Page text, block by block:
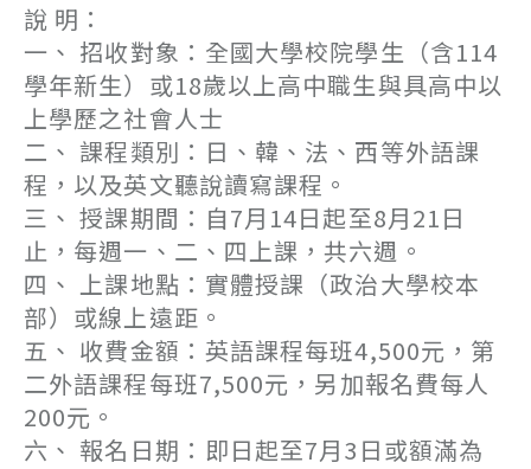
說 明：
一、 招收對象：全國大學校院學生（含114
學年新生）或18歲以上高中職生與具高中以
上學歷之社會人士
二、 課程類別：日、韓、法、西等外語課
程，以及英文聽說讀寫課程。
三、 授課期間：自7月14日起至8月21日
止，每週一、二、四上課，共六週。
四、 上課地點：實體授課（政治大學校本
部）或線上遠距。
五、 收費金額：英語課程每班4,500元，第
二外語課程每班7,500元，另加報名費每人
200元。
六、 報名日期：即日起至7月3日或額滿為